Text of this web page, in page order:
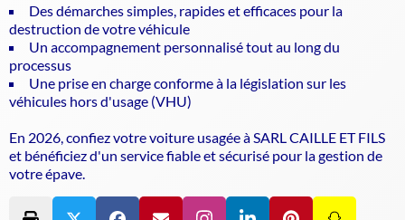
Des démarches simples, rapides et efficaces pour la
destruction de votre véhicule
Un accompagnement personnalisé tout au long du
processus
Une prise en charge conforme à la législation sur les
véhicules hors d'usage (VHU)
En 2026, confiez votre voiture usagée à SARL CAILLE ET FILS
et bénéficiez d'un service fiable et sécurisé pour la gestion de
votre épave.